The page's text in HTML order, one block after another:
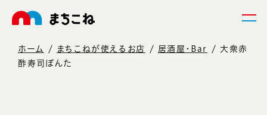
ホーム まちこねが使えるお店 居酒屋・Bar
大衆赤
酢寿司ぼんた